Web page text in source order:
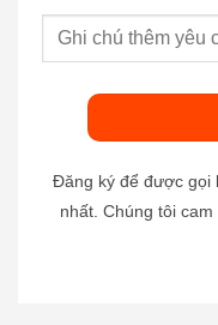
Đăng ký để được gọi
nhất. Chúng tôi